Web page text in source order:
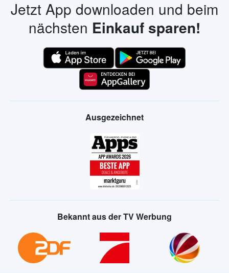
Jetzt App downloaden und beim
nächsten Einkauf sparen!
Ausgezeichnet
Bekannt aus der TV Werbung